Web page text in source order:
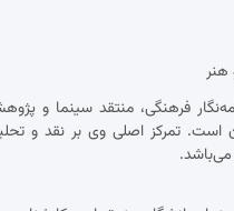
هنر
فرهنگی، منتقد سینما و
تمرکز اصلی وی بر نقد و
می‌باشد.